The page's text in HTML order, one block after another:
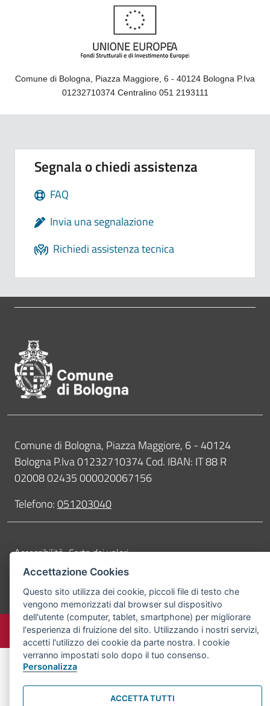
Comune di Bologna, Piazza Maggiore, 6 - 40124 Bologna P.Iva
01232710374 Centralino 051 2193111
Segnala o chiedi assistenza
FAQ
Invia una segnalazione
Richiedi assistenza tecnica
Contatti
Comune di Bologna, Piazza Maggiore, 6 - 40124
Bologna P.Iva 01232710374 Cod. IBAN: IT 88 R
02008 02435 000020067156
Telefono:051203040
Accessibilità Carta dei valori
Informativa sul trattamento dei dati personali
© Comune di Bologna 2026. Tutti i diritti riservati.
Accettazione Cookies
Questo sito utilizza dei cookie, piccoli file di testo che
vengono memorizzati dal browser sul dispositivo
dell'utente (computer, tablet, smartphone) per migliorare
l'esperienza di fruizione del sito. Utilizzando i nostri servizi,
accetti l'utilizzo dei cookie da parte nostra. I cookie
verranno impostati solo dopo il tuo consenso.
Personalizza
ACCETTA TUTTI